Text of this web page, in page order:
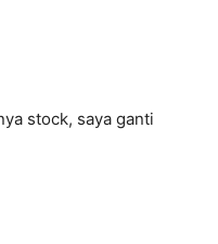
stock, saya ganti